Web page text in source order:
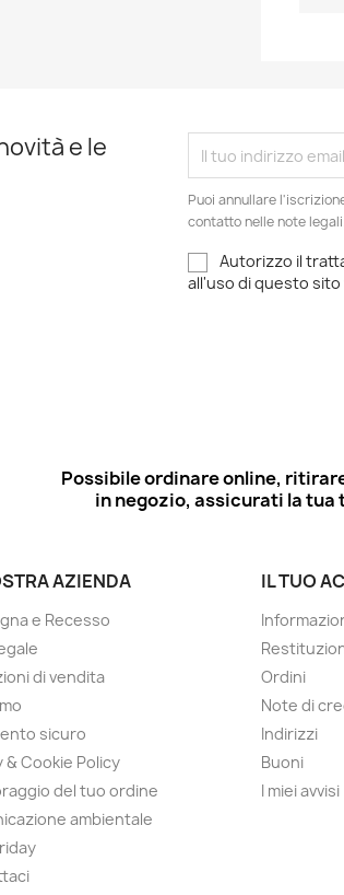
e le
Puoi annullare
contatto nelle note legali.
Autorizzo il
all'uso di questo sito
Possibile ordinare online,
in negozio, assicurati la tua
AZIENDA
e Recesso
di vendita
sicuro
& Cookie Policy
del tuo ordine
ambientale
IL TUO
Ordini
Note di
Indirizzi
Buoni
I miei avvisi